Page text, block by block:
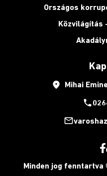
Országos
Közvilágítás
place Mihai
phone
mail_outline
Minden jog fenntartva